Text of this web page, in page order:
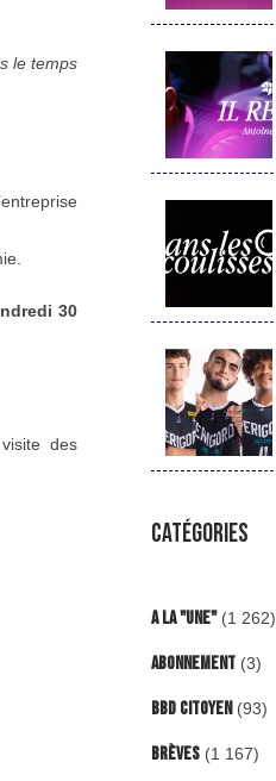
le temps
30
des
CATÉGORIES
A la "Une"(1 262)
Abonnement(3)
BBD Citoyen (93)
Brèves(1 167)